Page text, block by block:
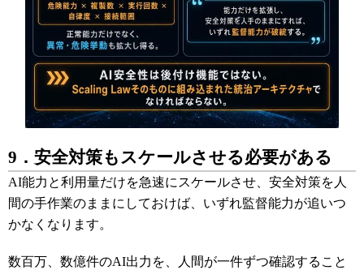
9．安全対策もスケールさせる必要がある
AI能力と利用量だけを急速にスケールさせ、安全対策を人
間の手作業のままにしておけば、いずれ監督能力が追いつ
かなくなります。
数百万、数億件のAI出力を、人間が一件ずつ確認すること